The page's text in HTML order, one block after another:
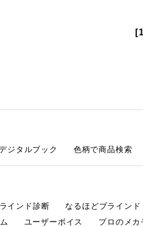
ジタルブック 色柄で商品検索
インド診断
なるほどブラインド
ユーザーボイス プロのメカ